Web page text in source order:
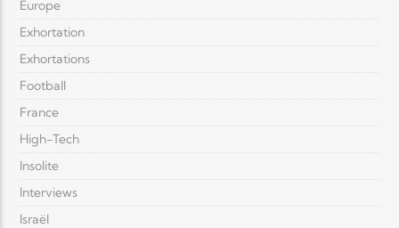
Europe
Exhortation
Exhortations
Football
France
High-Tech
Insolite
Interviews
Israël